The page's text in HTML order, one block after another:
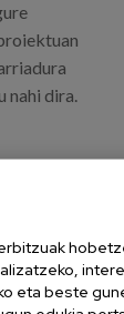
nahi dira.
eta beste